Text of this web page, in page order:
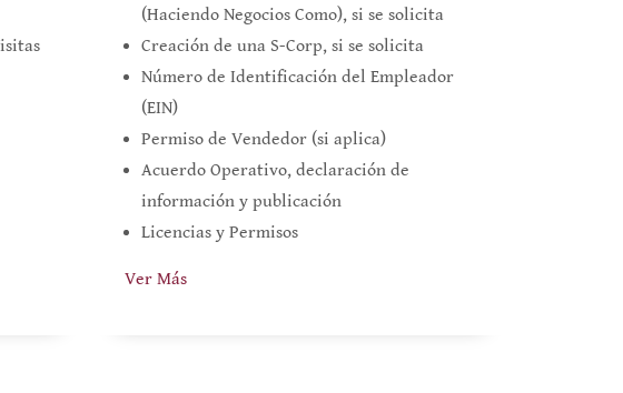
(Haciendo Negocios Como), si se solicita
Creación de una S-Corp, si se solicita
Número de Identificación del Empleador
(EIN)
Permiso de Vendedor (si aplica)
Acuerdo Operativo, declaración de
información y publicación
Licencias y Permisos
Ver Más